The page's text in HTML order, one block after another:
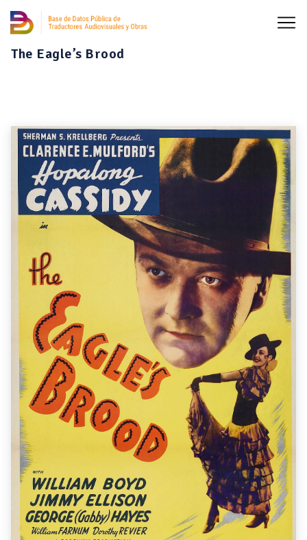
The Eagle’s Brood